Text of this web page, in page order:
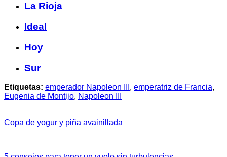
La Rioja
Ideal
Hoy
Sur
Etiquetas: emperador Napoleon III , emperatriz de Francia,
Eugenia de Montijo, Napoleon III
Copa de yogur y piña avainillada